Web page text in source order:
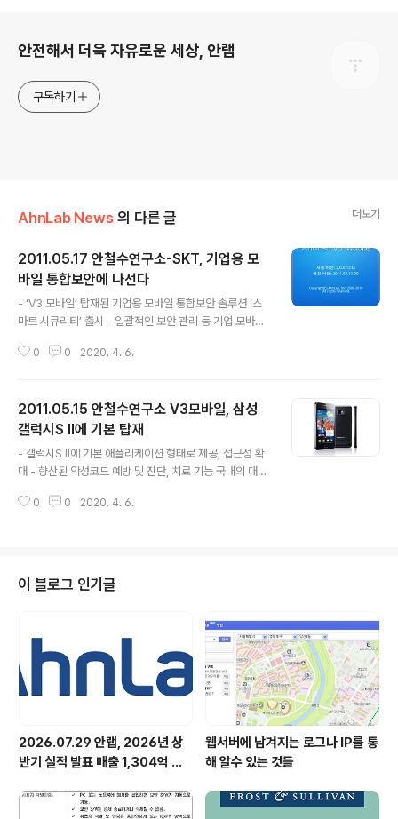
안전해서 더욱 자유로운 세상, 안랩
구독하기
AhnLab News 의 다른 글 더보기
2011.05.17 안철수연구소-SKT, 기업용 모
바일 통합보안에 나선다
- ‘V3 모바일’ 탑재된 기업용 모바일 통합보안 솔루션 ‘스
마트 시큐리티’ 출시 - 일괄적인 보안 관리 등 기업 모바일
사례 국내 정보보안과 통신사업 분야 업계 1위 기업이 힘을
랩)는 최근 자사 모바일 보안 제품인 ‘V3 모바일’을 SK텔
레콤(대표 하성민, www.sktelecom.com)의 기업용 모
바일 통합보안 솔루션인 ‘스마트 시큐리티(Smart Securi
ty)’에 공급했다. 이는 보안 전문 기업과 통신 전문 기업이
공동 개발한 최초의 모바일 통합보안 솔루션이라는 점에서
의미가 크다. 또한 안철수연구소가 ‘V3 모바일..
0 0 2020. 4. 6.
2011.05.15 안철수연구소 V3모바일, 삼성
갤럭시S II에 기본 탑재
- 갤럭시S II에 기본 애플리케이션 형태로 제공, 접근성 확
대 - 향산된 악성코드 예방 및 진단, 치료 기능 국내의 대표
기업 안철수연구소(대표 김홍선, www.ahnlab.com, 약
리케이션으로 탑재되었다고 밝혔다. 국내의 대표적인 모바
일 전용 보안 솔루션인 ‘V3 모바일’은 지난해 6월 출시돼
바 있다. 이번에 최신 후속작인 ‘갤럭시S II’에 탑재됨에 따
라 최근 빠르게 증가하는 스마트폰..
0 0 2020. 4. 6.
이 블로그 인기글
2026.07.29 안랩, 2026년 상
반기 실적 발표 매출 1,304억 원,
웹서버에 남겨지는 로그나 IP를 통
해 알수 있는 것들